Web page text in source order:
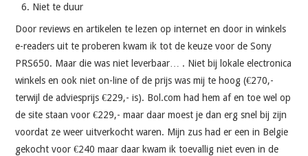
Niet te duur
Door reviews en artikelen te lezen op internet en door in winkels
e-readers uit te proberen kwam ik tot de keuze voor de Sony
PRS650. Maar die was niet leverbaar… . Niet bij lokale electronica
winkels en ook niet on-line of de prijs was mij te hoog (€270,-
terwijl de adviesprijs €229,- is). Bol.com had hem af en toe wel op
de site staan voor €229,- maar daar moest je dan erg snel bij zijn
voordat ze weer uitverkocht waren. Mijn zus had er een in Belgie
gekocht voor €240 maar daar kwam ik toevallig niet even in de